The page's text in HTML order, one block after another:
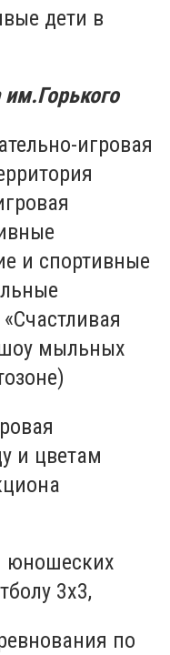
дети в
игровая
и спортивные
мыльных
и цветам
юношеских
3х3,
по